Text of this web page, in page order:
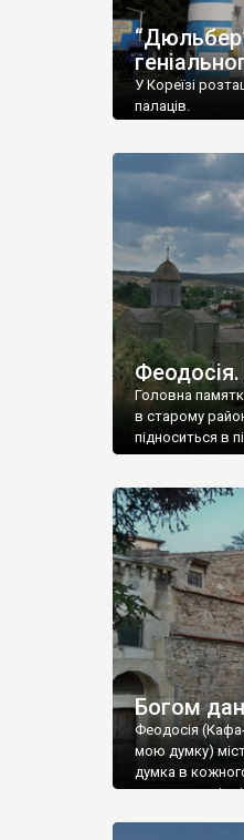
У Кореїзі
палаців.
Головна
в старому
підноситься в
Богом
Феодосія
мою думку)
думка в
запрошую